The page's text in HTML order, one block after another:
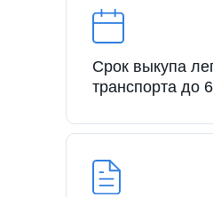
Срок выкупа
транспорта до